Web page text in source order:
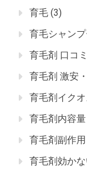
育毛 (3)
育毛シャン
育毛剤 口コ
育毛剤 激安
育毛剤イク
育毛剤内容量
育毛剤副作用
育毛剤効か